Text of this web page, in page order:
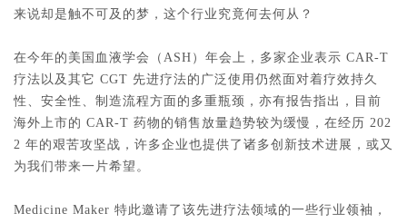
来说却是触不可及的梦，这个行业究竟何去何从？
在今年的美国血液学会（ASH）年会上，多家企业表示 CAR-T
疗法以及其它 CGT 先进疗法的广泛使用仍然面对着疗效持久
性、安全性、制造流程方面的多重瓶颈，亦有报告指出，目前
海外上市的 CAR-T 药物的销售放量趋势较为缓慢，在经历 202
2 年的艰苦攻坚战，许多企业也提供了诸多创新技术进展，或又
为我们带来一片希望。
Medicine Maker 特此邀请了该先进疗法领域的一些行业领袖，